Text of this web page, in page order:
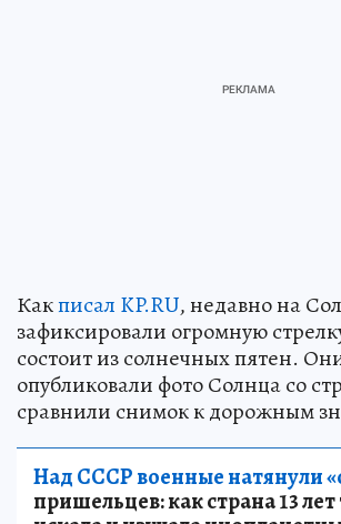
Какписал KP.RU, недавно на
зафиксировали огромную
состоит из солнечных пятен.
опубликовали фото Солнца со
сравнили снимок к дорожным
Над СССР военные натянули
пришельцев: как страна 13